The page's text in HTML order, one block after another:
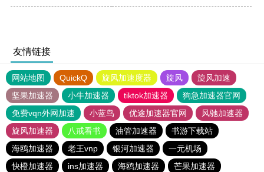
友情链接
网站地图 QuickQ 旋风加速度器 旋风
旋风加速
坚果加速器
小牛加速器 tiktok加速器
狗急加速器官网
免费vqn外网加速
小蓝鸟 优途加速器官网
风驰加速器
旋风加速器
八戒看书 油管加速器
书游下载站
海鸥加速器
老王vnp 银河加速器
一元机场
快橙加速器
ins加速器 海鸥加速器
芒果加速器